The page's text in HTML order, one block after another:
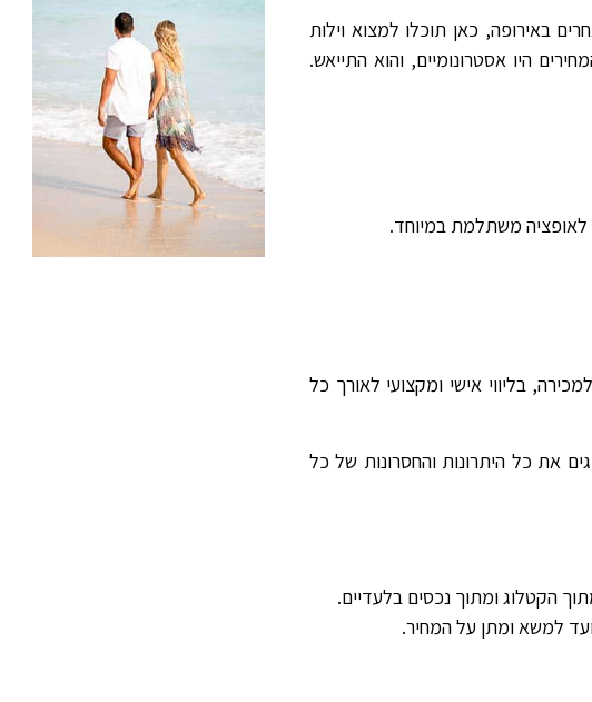
באירופה, כאן תוכלו למצוא וילות
היו אסטרונומיים, והוא התייאש.
לאופציה משתלמת במיוחד.
בליווי אישי ומקצועי לאורך כל
את כל היתרונות והחסרונות של כל
הקטלוג ומתוך נכסים בלעדיים.
למשא ומתן על המחיר.